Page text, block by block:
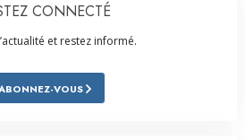
CONNECTÉ
et restez informé.
VOUS